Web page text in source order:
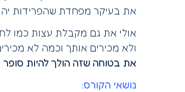
את בעיקר מפחדת שהפרידות
אולי את גם מקבלת עצות כמו
ולא מכירים אותך וכמה לא
את בטוחה שזה הולך להיות
נושאי הקורס: